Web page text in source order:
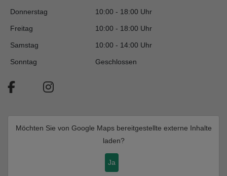
Donnerstag 10:00 - 18:00 Uhr
Freitag 10:00 - 18:00 Uhr
Samstag 10:00 - 14:00 Uhr
Sonntag Geschlossen
Möchten Sie von Google Mapsbereitgestellte externe Inhalte
laden?
Ja